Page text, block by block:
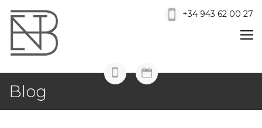
+34 943 62 00 27
Blog